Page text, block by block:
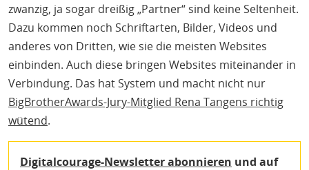
zwanzig, ja sogar dreißig „Partner“ sind keine Seltenheit.
Dazu kommen noch Schriftarten, Bilder, Videos und
anderes von Dritten, wie sie die meisten Websites
einbinden. Auch diese bringen Websites miteinander in
Verbindung. Das hat System und macht nicht nur
BigBrotherAwards-Jury-Mitglied Rena Tangens richtig
wütend.
Digitalcourage-Newsletter abonnieren und auf